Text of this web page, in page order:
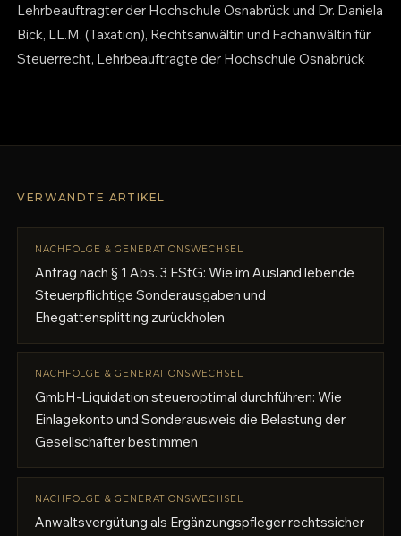
Lehrbeauftragter der Hochschule Osnabrück und Dr. Daniela
Bick, LL.M. (Taxation), Rechtsanwältin und Fachanwältin für
Steuerrecht, Lehrbeauftragte der Hochschule Osnabrück
VERWANDTE ARTIKEL
NACHFOLGE & GENERATIONSWECHSEL
Antrag nach § 1 Abs. 3 EStG: Wie im Ausland lebende
Steuerpflichtige Sonderausgaben und
Ehegattensplitting zurückholen
NACHFOLGE & GENERATIONSWECHSEL
GmbH-Liquidation steueroptimal durchführen: Wie
Einlagekonto und Sonderausweis die Belastung der
Gesellschafter bestimmen
NACHFOLGE & GENERATIONSWECHSEL
Anwaltsvergütung als Ergänzungspfleger rechtssicher